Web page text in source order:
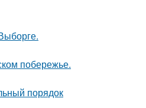
побережье.
порядок